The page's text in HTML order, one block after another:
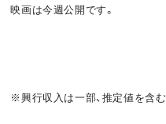
映画は今週公開です。
※興行収入は一部、推定値を含む